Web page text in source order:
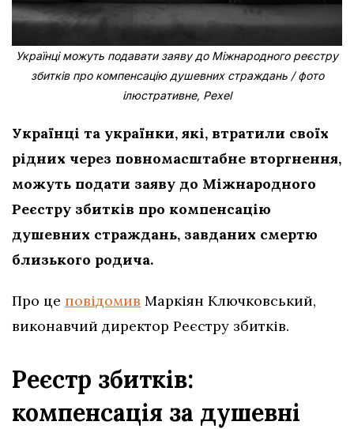
Українці можуть подавати заяву до Міжнародного реєстру
збитків про компенсацію душевних страждань / фото
ілюстративне, Pexel
Українці та українки, які, втратили своїх
рідних через повномасштабне вторгнення,
можуть подати заяву до Міжнародного
Реєстру збитків про компенсацію
душевних страждань, завданих смертю
близького родича.
Про це повідомив Маркіян Ключковський,
виконавчий директор Реєстру збитків.
Реєстр збитків:
компенсація за душевні